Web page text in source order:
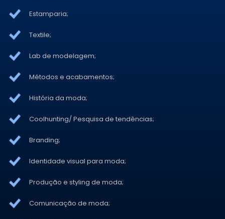
Estamparia;
Textile;
Lab de modelagem;
Métodos e acabamentos;
História da moda;
Coolhunting/ Pesquisa de tendências;
Branding;
Identidade visual para moda;
Produção e styling de moda;
Comunicação de moda;